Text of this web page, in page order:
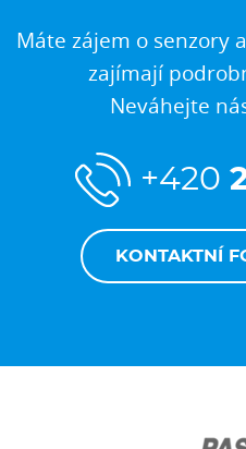
Máte zájem o senzory
zajímají
Neváhejte
+420
KONTAKTNÍ